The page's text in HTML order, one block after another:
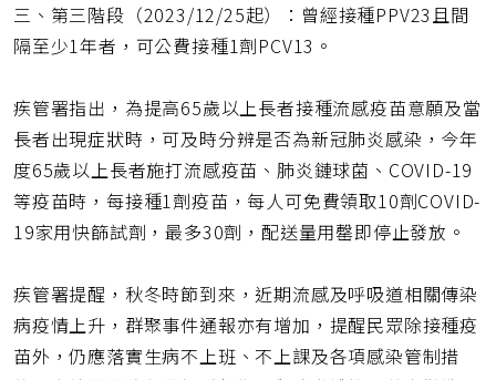
三、第三階段（2023/12/25起）：曾經接種PPV23且間
隔至少1年者，可公費接種1劑PCV13。
疾管署指出，為提高65歲以上長者接種流感疫苗意願及當
長者出現症狀時，可及時分辨是否為新冠肺炎感染，今年
度65歲以上長者施打流感疫苗、肺炎鏈球菌、COVID-19
等疫苗時，每接種1劑疫苗，每人可免費領取10劑COVID-
19家用快篩試劑，最多30劑，配送量用罄即停止發放。
疾管署提醒，秋冬時節到來，近期流感及呼吸道相關傳染
病疫情上升，群聚事件通報亦有增加，提醒民眾除接種疫
苗外，仍應落實生病不上班、不上課及各項感染管制措